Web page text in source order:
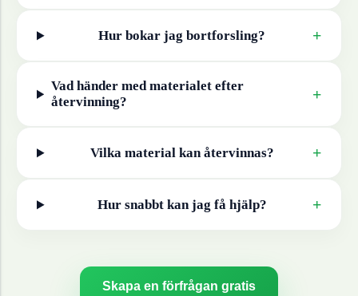
Hur bokar jag bortforsling? +
Vad händer med materialet efter
återvinning?
+
Vilka material kan återvinnas? +
Hur snabbt kan jag få hjälp? +
Skapa en förfrågan gratis